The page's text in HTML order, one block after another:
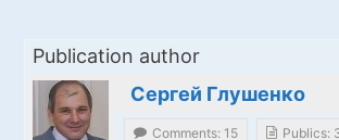
Publication author
Сергей Глушенко
Comments: 15 Publics: